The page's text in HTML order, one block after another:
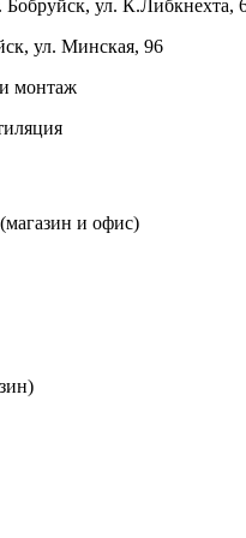
Бобруйск, ул. К.Либкнехта,
ул. Минская, 96
монтаж
и офис)